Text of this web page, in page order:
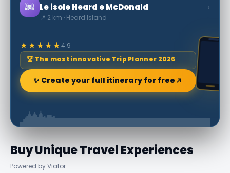
🌆 Le isole Heard e McDonald
📍 2 km · Heard Island
›
★★★★★4.9
🏆 The most innovative Trip Planner 2026
✨ Create your full itinerary for free
Buy Unique Travel Experiences
Powered by Viator